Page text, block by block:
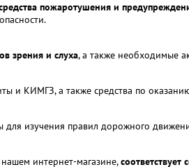
пожаротушения и
зрения и слуха, а также необходимые
и КИМГЗ, а также средства по
изучения правил дорожного
интернет-магазине,